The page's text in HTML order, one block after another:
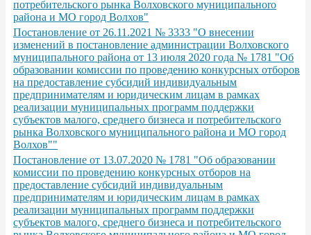
потребительского рынка Волховского муниципальноrо
района и МО город Волхов"
Постановление от 26.11.2021 № 3333 "О внесении
изменений в постановление администрации Волховского
муниципального района от 13 июля 2020 года № 1781 "Об
образовании комиссии по проведению конкурсных отборов
на предоставление субсидий индивидуальным
предпринимателям и юридическим лицам в рамках
реализации муниципальных программ поддержки
субъектов малого, среднего бизнеса и потребительского
рынка Волховского муниципального paйoнa и МО город
Волхов""
Постановление от 13.07.2020 № 1781 "Об образовании
комиссии по проведению конкурсных отборов на
предоставление субсидий индивидуальным
предпринимателям и юридическим лицам в рамках
реализации муниципальных программ поддержки
субъектов малого, среднего бизнеса и потребительского